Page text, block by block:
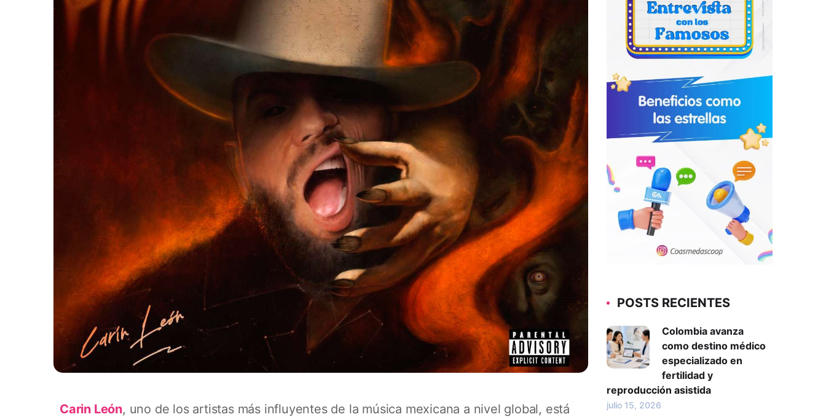
Carin León, uno de los artistas más influyentes de la música mexicana a nivel global, está
POSTS RECIENTES
Colombia avanza
como destino médico
especializado en
fertilidad y
reproducción asistida
julio 15, 2026